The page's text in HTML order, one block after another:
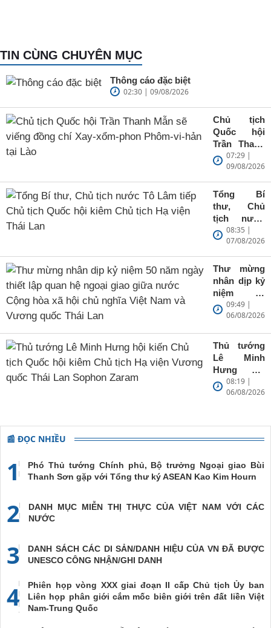
TIN CÙNG CHUYÊN MỤC
Thông cáo đặc biệt
02:30 | 09/08/2026
Chủ tịch
Quốc hội
Trần Thanh
Mẫn sẽ
viếng đồng
chí Xay-
xổm-phon
Phôm-vi-
hản tại Lào
07:29 |
09/08/2026
Tổng Bí
thư, Chủ
tịch nước
Tô Lâm tiếp
Chủ tịch
Quốc hội
kiêm Chủ
tịch Hạ viện
Thái Lan
08:35 |
07/08/2026
Thư mừng
nhân dịp kỷ
niệm 50
năm ngày
thiết lập
ngoại giao
giữa nước
Cộng hòa
xã hội chủ
nghĩa Việt
quốc Thái
Lan
09:49 |
06/08/2026
Thủ tướng
Lê Minh
Hưng hội
kiến Chủ
tịch Quốc
quốc Thái
Zaram
08:19 |
06/08/2026
📰 ĐỌC NHIỀU
1
Phó Thủ tướng Chính phủ, Bộ trưởng Ngoại giao Bùi
Thanh Sơn gặp với Tổng thư ký ASEAN Kao Kim Hourn
2
DANH MỤC MIỄN THỊ THỰC CỦA VIỆT NAM VỚI CÁC
NƯỚC
3
DANH SÁCH CÁC DI SẢN/DANH HIỆU CỦA VN ĐÃ ĐƯỢC
UNESCO CÔNG NHẬN/GHI DANH
4
Phiên họp vòng XXX giai đoạn II cấp Chủ tịch Ủy ban
Liên họp phân giới cắm mốc biên giới trên đất liền Việt
Nam-Trung Quốc